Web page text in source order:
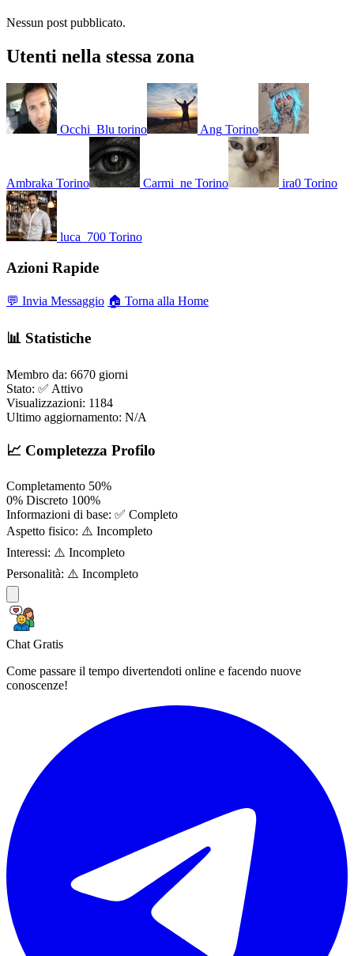
Nessun post pubblicato.
Utenti nella stessa zona
Occhi_Blu torino Ang Torino
Ambraka Torino Carmi_ne Torino ira0 Torino
luca_700 Torino
Azioni Rapide
💬 Invia Messaggio 🏠 Torna alla Home
📊 Statistiche
Membro da: 6670 giorni
Stato: ✅ Attivo
Visualizzazioni: 1184
Ultimo aggiornamento: N/A
📈 Completezza Profilo
Completamento 50%
0% Discreto 100%
Informazioni di base: ✅ Completo
Aspetto fisico: ⚠️ Incompleto
Interessi: ⚠️ Incompleto
Personalità: ⚠️ Incompleto
Chat Gratis
Come passare il tempo divertendoti online e facendo nuove
conoscenze!